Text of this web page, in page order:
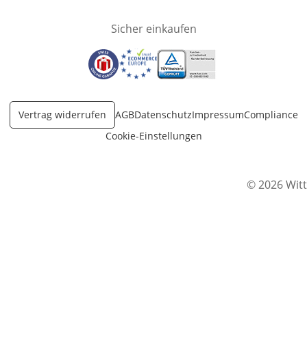
Sicher einkaufen
Öffnet in neuem Fenster
Öffnet in neuem Fenster
Öffnet in neuem Fenster
Vertrag widerrufen AGBDatenschutzImpressumCompliance
Cookie-Einstellungen
© 2026 Witt